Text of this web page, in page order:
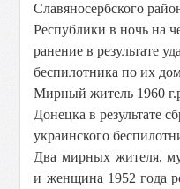
Славяносербского
Республики в ночь на
ранение в результате
беспилотника по их
Мирный житель 1960
Донецка в результате
украинского
Два мирных жителя,
и женщина 1952 года